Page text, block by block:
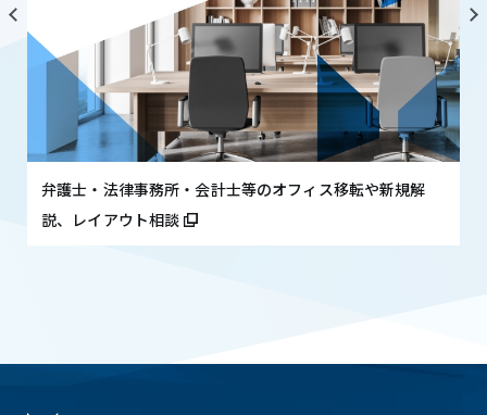
弁護士・法律事務所・会計士等のオフィス移転や新規解
説、レイアウト相談